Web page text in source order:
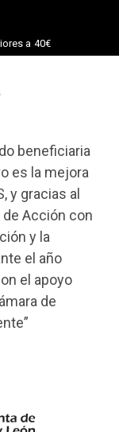
a 40€
beneficiaria
es la mejora
y gracias al
Acción con
y la
el año
el apoyo
de